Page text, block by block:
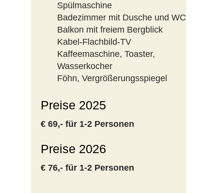
Spülmaschine
Badezimmer mit Dusche und WC
Balkon mit freiem Bergblick
Kabel-Flachbild-TV
Kaffeemaschine, Toaster,
Wasserkocher
Föhn, Vergrößerungsspiegel
Preise 2025
€ 69,- für 1-2 Personen
Preise 2026
€ 76,- für 1-2 Personen